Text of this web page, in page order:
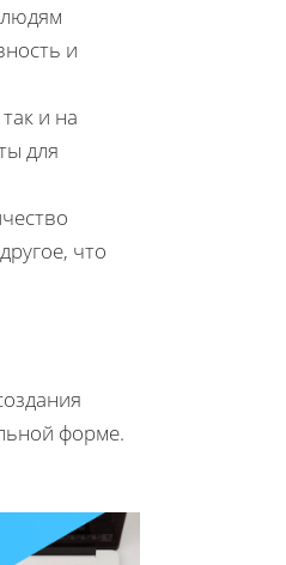
и
и на
для
что
форме.